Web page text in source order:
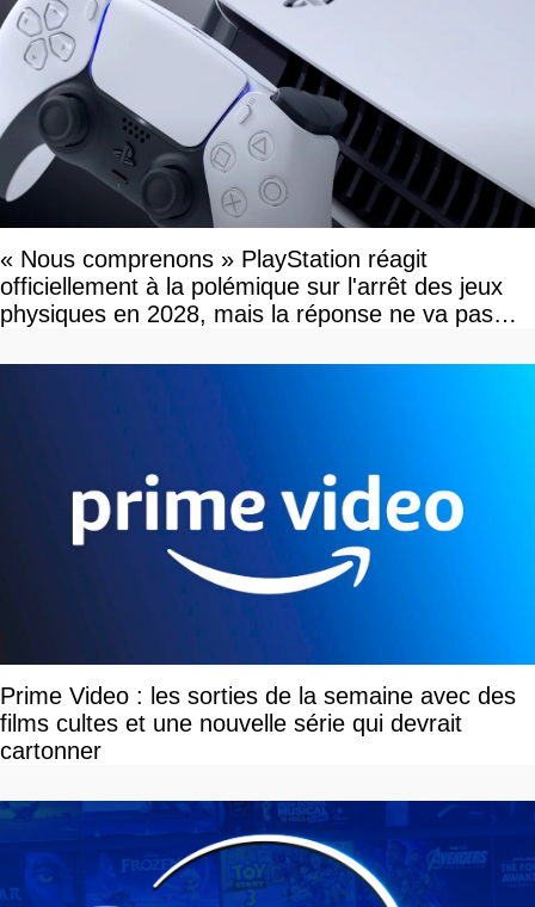
« Nous comprenons » PlayStation réagit
officiellement à la polémique sur l'arrêt des jeux
physiques en 2028, mais la réponse ne va pas
Prime Video : les sorties de la semaine avec des
films cultes et une nouvelle série qui devrait
cartonner